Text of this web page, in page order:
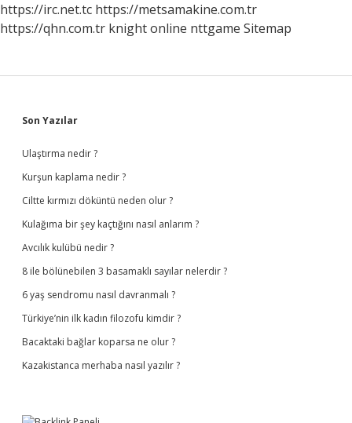
https://irc.net.tc https://metsamakine.com.tr
https://qhn.com.tr knight online nttgame Sitemap
Sidebar
Son Yazılar
Ulaştırma nedir ?
Kurşun kaplama nedir ?
Ciltte kırmızı döküntü neden olur ?
Kulağıma bir şey kaçtığını nasıl anlarım ?
Avcılık kulübü nedir ?
8 ile bölünebilen 3 basamaklı sayılar nelerdir ?
6 yaş sendromu nasıl davranmalı ?
Türkiye’nin ilk kadın filozofu kimdir ?
Bacaktaki bağlar koparsa ne olur ?
Kazakistanca merhaba nasıl yazılır ?